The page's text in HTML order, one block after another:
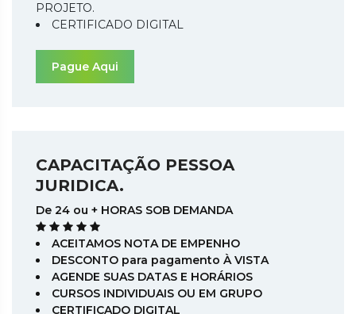
PROJETO.
CERTIFICADO DIGITAL
CAPACITAÇÃO PESSOA
JURIDICA.
De 24 ou + HORAS SOB DEMANDA
ACEITAMOS NOTA DE EMPENHO
DESCONTO para pagamento À VISTA
AGENDE SUAS DATAS E HORÁRIOS
CURSOS INDIVIDUAIS OU EM GRUPO
CERTIFICADO DIGITAL